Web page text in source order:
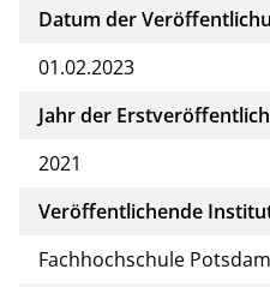
Datum der
01.02.2023
Jahr der
2021
Veröffentlichende
Fachhochschule Potsdam